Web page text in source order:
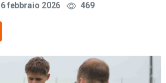
febbraio 2026 469